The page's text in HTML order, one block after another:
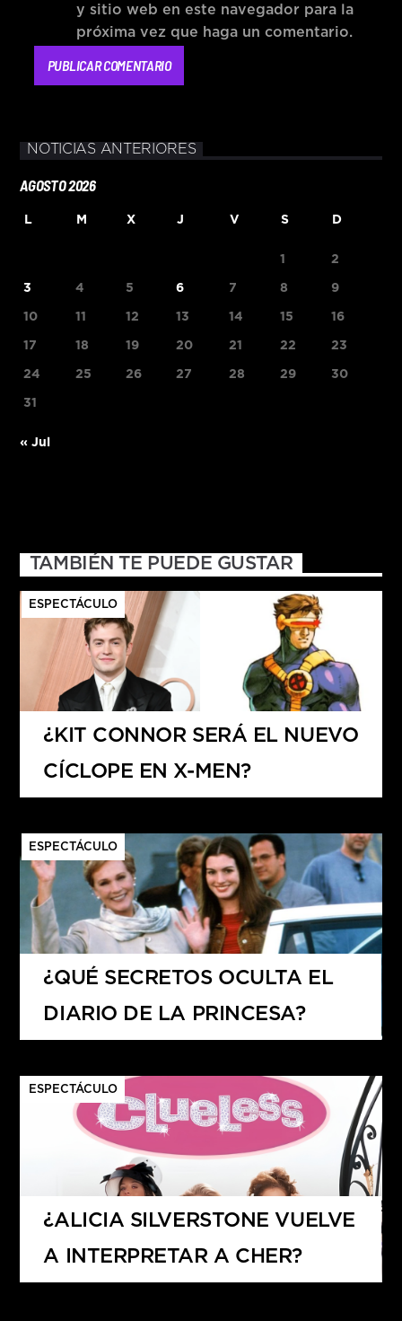
y sitio web en este navegador para la
próxima vez que haga un comentario.
NOTICIAS ANTERIORES
AGOSTO 2026
L M X J V S D
1 2
3 4 5 6 7 8 9
10 11 12 13 14 15 16
17 18 19 20 21 22 23
24 25 26 27 28 29 30
31
« Jul
TAMBIÉN TE PUEDE GUSTAR
ESPECTÁCULO
¿KIT CONNOR SERÁ EL NUEVO
CÍCLOPE EN X-MEN?
ESPECTÁCULO
¿QUÉ SECRETOS OCULTA EL
DIARIO DE LA PRINCESA?
ESPECTÁCULO
¿ALICIA SILVERSTONE VUELVE
A INTERPRETAR A CHER?